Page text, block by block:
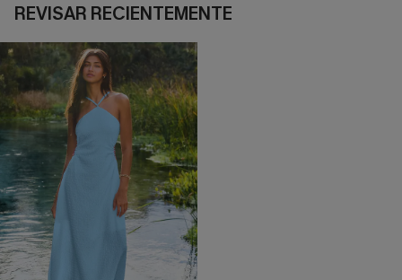
REVISAR RECIENTEMENTE